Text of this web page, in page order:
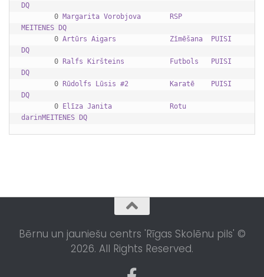
DQ
        0
Margarita Vorobjova       RSP
MEITENES DQ
        0
Artūrs Aigars             Zīmēšana  PUISI
DQ
        0
Ralfs Kiršteins           Futbols   PUISI
DQ
        0
Rūdolfs Lūsis #2          Karatē    PUISI
DQ
        0
Elīza Janita              Rotu
darinMEITENES DQ
Bērnu un jauniešu centrs 'Rīgas Skolēnu pils' ©
2026. All Rights Reserved.